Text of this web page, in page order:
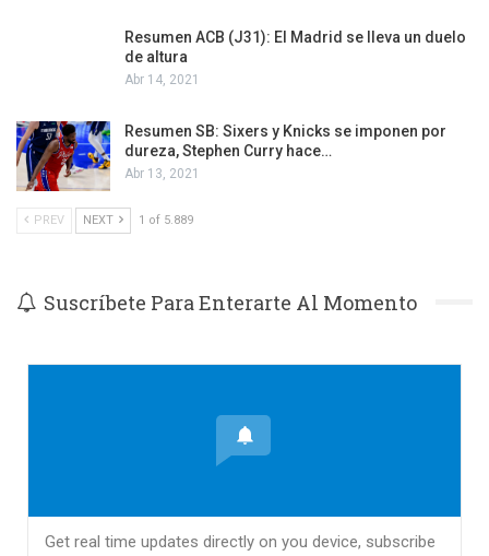
Resumen ACB (J31): El Madrid se lleva un duelo
de altura
Abr 14, 2021
Resumen SB: Sixers y Knicks se imponen por
dureza, Stephen Curry hace…
Abr 13, 2021
PREV NEXT 1 of 5.889
Suscríbete Para Enterarte Al Momento
Get real time updates directly on you device, subscribe